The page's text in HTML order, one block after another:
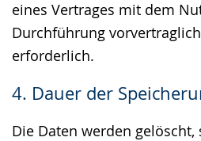
eines Vertrages mit dem
Durchführung
erforderlich.
4. Dauer der
Die Daten werden